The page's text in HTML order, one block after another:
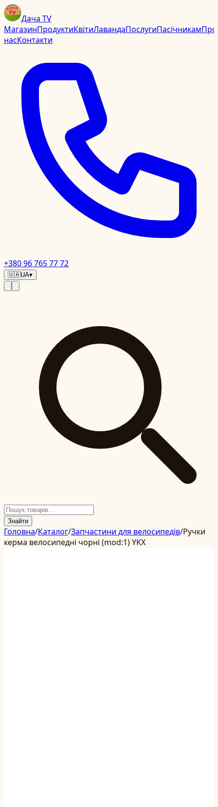
Дача TV
МагазинПродуктиКвітиЛавандаПослугиПасічникамПро
насКонтакти
+380 96 765 77 72
🇺🇦UA▾
Знайти
Головна/Каталог/Запчастини для велосипедів/Ручки
керма велосипедні чорні (mod:1) YKX